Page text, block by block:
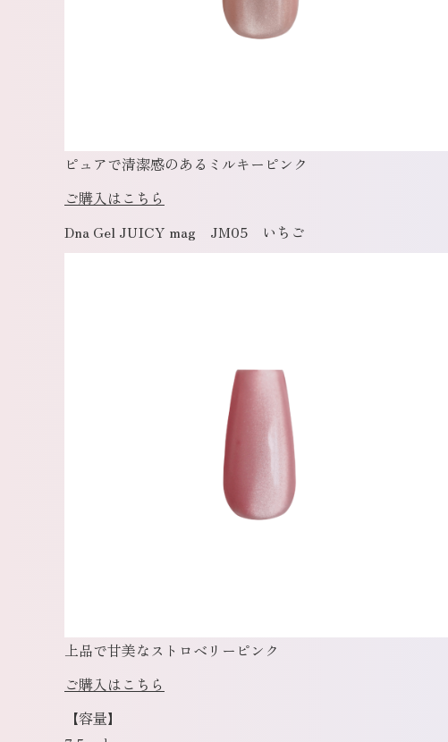
ピュアで清潔感のあるミルキーピンク
ご購入はこちら
Dna Gel JUICY mag JM05 いちご
上品で甘美なストロベリーピンク
ご購入はこちら
【容量】